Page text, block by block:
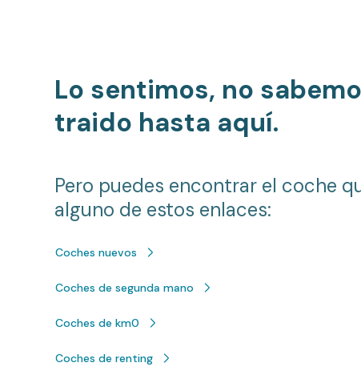
Lo sentimos, no
traido hasta aquí.
Pero puedes encontrar el coche
alguno de estos enlaces:
Coches nuevos
Coches de segunda mano
Coches de km0
Coches de renting